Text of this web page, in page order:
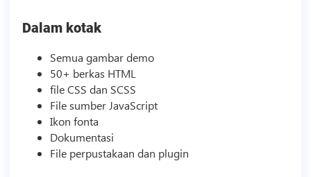
Dalam kotak
Semua gambar demo
50+ berkas HTML
file CSS dan SCSS
File sumber JavaScript
Ikon fonta
Dokumentasi
File perpustakaan dan plugin